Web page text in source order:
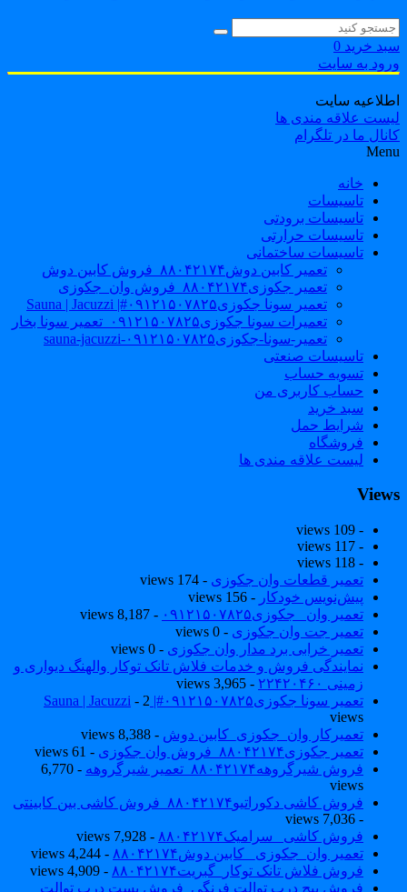
خرید 0
به سایت
سایت
علاقه مندی ها
ما در تلگرام
خانه
تاسیسات
تاسیسات برودتی
تاسیسات حرارتی
تاسیسات ساختمانی
تعمیر کابین دوش۸۸۰۴۲۱۷۴_فروش کابین دوش
تعمیر جکوزی۸۸۰۴۲۱۷۴_فروش وان_جکوزی
تعمیر سونا جکوزی۰۹۱۲۱۵۰۷۸۲۵#| Sauna | Jacuzzi
تعمیرات سونا جکوزی۰۹۱۲۱۵۰۷۸۲۵_تعمیر سونا بخار
تعمیر-سونا-جکوزی۰۹۱۲۱۵۰۷۸۲۵-sauna-jacuzzi
تاسیسات صنعتی
تسویه حساب
حساب کاربری من
سبد خرید
شرایط حمل
فروشگاه
لیست علاقه مندی ها
- 109 views
- 117 views
- 118 views
تعمیر قطعات وان جکوزی - 174 views
پیش‌نویس خودکار- 156 views
تعمیر وان _جکوزی۰۹۱۲۱۵۰۷۸۲۵
- 8,187 views
تعمیر جت وان جکوزی - 0 views
تعمیر خرابی برد مدار وان جکوزی - 0 views
نمایندگی فروش و خدمات فلاش تانک توکار والهنگ دیواری و
زمینی ۲۲۴۲۰۴۶۰
- 3,965 views
تعمیر سونا جکوزی۰۹۱۲۱۵۰۷۸۲۵#| Sauna | Jacuzzi
- 2
views
تعمیرکار وان_جکوزی_کابین دوش- 8,388 views
تعمیر جکوزی۸۸۰۴۲۱۷۴_فروش وان جکوزی
- 61 views
فروش شیرگروهه۸۸۰۴۲۱۷۴_تعمیر شیرگروهه
- 6,770
views
فروش کاشی دکوراتیو۸۸۰۴۲۱۷۴_فروش کاشی بین کابینتی
فروش کاشی _سرامیک۸۸۰۴۲۱۷۴
- 7,928 views
تعمیر وان_جکوزی_ کابین دوش۸۸۰۴۲۱۷۴
- 4,244 views
فروش فلاش تانک توکار_گبریت۸۸۰۴۲۱۷۴
- 4,909 views
فروش پیچ درب توالت فرنگی_فروش بست درب توالت